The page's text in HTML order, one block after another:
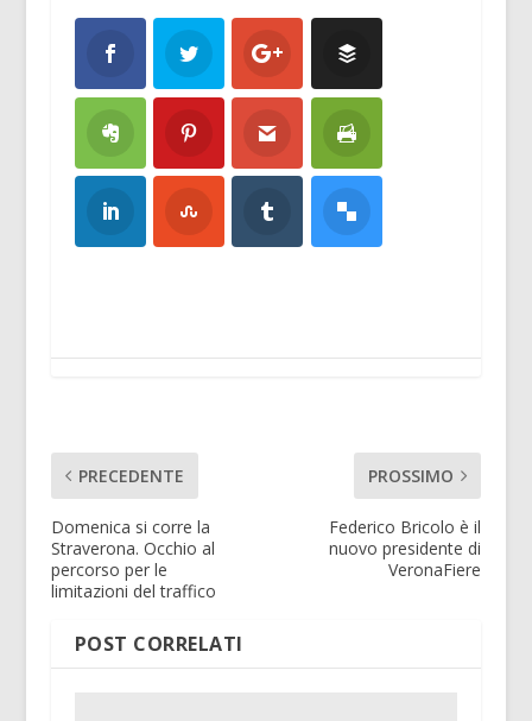
PRECEDENTE
Domenica si corre la
Straverona. Occhio al
percorso per le
limitazioni del traffico
PROSSIMO
Federico Bricolo è il
nuovo presidente di
VeronaFiere
POST CORRELATI